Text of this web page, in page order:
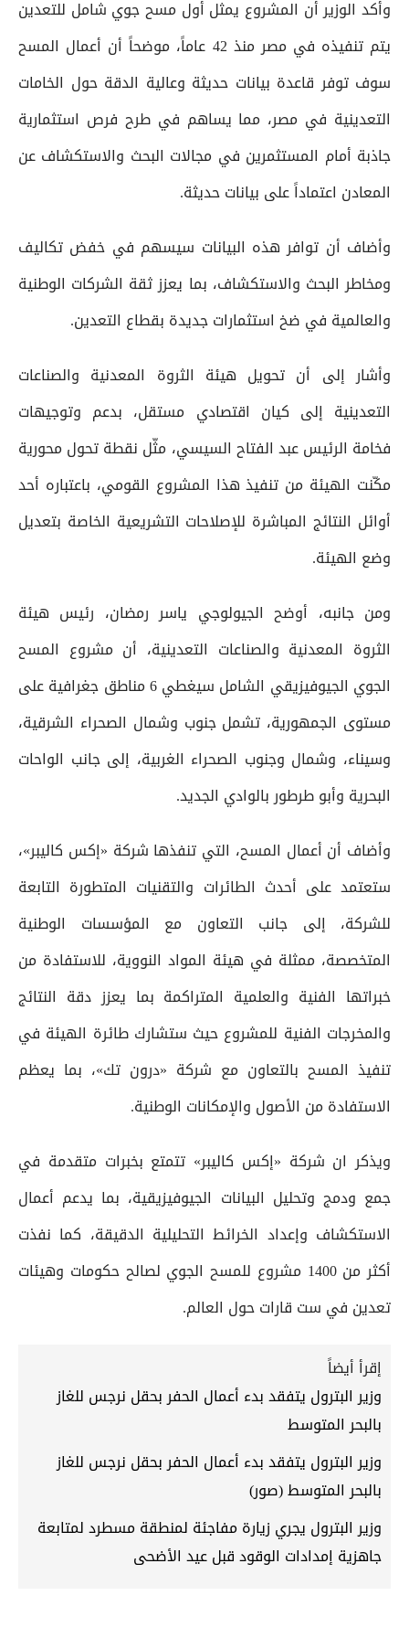
وأكد الوزير أن المشروع يمثل أول مسح جوي شامل للتعدين
يتم تنفيذه في مصر منذ 42 عاماً، موضحاً أن أعمال المسح
سوف توفر قاعدة بيانات حديثة وعالية الدقة حول الخامات
التعدينية في مصر، مما يساهم في طرح فرص استثمارية
جاذبة أمام المستثمرين في مجالات البحث والاستكشاف عن
المعادن اعتماداً على بيانات حديثة.
وأضاف أن توافر هذه البيانات سيسهم في خفض تكاليف
ومخاطر البحث والاستكشاف، بما يعزز ثقة الشركات الوطنية
والعالمية في ضخ استثمارات جديدة بقطاع التعدين.
وأشار إلى أن تحويل هيئة الثروة المعدنية والصناعات
التعدينية إلى كيان اقتصادي مستقل، بدعم وتوجيهات
فخامة الرئيس عبد الفتاح السيسي، مثّل نقطة تحول محورية
مكّنت الهيئة من تنفيذ هذا المشروع القومي، باعتباره أحد
أوائل النتائج المباشرة للإصلاحات التشريعية الخاصة بتعديل
وضع الهيئة.
ومن جانبه، أوضح الجيولوجي ياسر رمضان، رئيس هيئة
الثروة المعدنية والصناعات التعدينية، أن مشروع المسح
الجوي الجيوفيزيقي الشامل سيغطي 6 مناطق جغرافية على
مستوى الجمهورية، تشمل جنوب وشمال الصحراء الشرقية،
وسيناء، وشمال وجنوب الصحراء الغربية، إلى جانب الواحات
البحرية وأبو طرطور بالوادي الجديد.
وأضاف أن أعمال المسح، التي تنفذها شركة «إكس كاليبر»،
ستعتمد على أحدث الطائرات والتقنيات المتطورة التابعة
للشركة، إلى جانب التعاون مع المؤسسات الوطنية
المتخصصة، ممثلة في هيئة المواد النووية، للاستفادة من
خبراتها الفنية والعلمية المتراكمة بما يعزز دقة النتائج
والمخرجات الفنية للمشروع حيث ستشارك طائرة الهيئة في
تنفيذ المسح بالتعاون مع شركة «درون تك»، بما يعظم
الاستفادة من الأصول والإمكانات الوطنية.
ويذكر ان شركة «إكس كاليبر» تتمتع بخبرات متقدمة في
جمع ودمج وتحليل البيانات الجيوفيزيقية، بما يدعم أعمال
الاستكشاف وإعداد الخرائط التحليلية الدقيقة، كما نفذت
أكثر من 1400 مشروع للمسح الجوي لصالح حكومات وهيئات
تعدين في ست قارات حول العالم.
إقرأ أيضاً
وزير البترول يتفقد بدء أعمال الحفر بحقل نرجس للغاز
بالبحر المتوسط
وزير البترول يتفقد بدء أعمال الحفر بحقل نرجس للغاز
بالبحر المتوسط (صور)
وزير البترول يجري زيارة مفاجئة لمنطقة مسطرد لمتابعة
جاهزية إمدادات الوقود قبل عيد الأضحى